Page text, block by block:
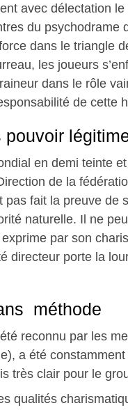
avec délectation
du psychodrame
dans le triangle
les joueurs
dans le rôle
de cette
pouvoir
en demi teinte
de la
pas fait la preuve de
naturelle. Il ne
par son
directeur porte la
méthode
reconnu par les
a été
très clair pour le
qualités